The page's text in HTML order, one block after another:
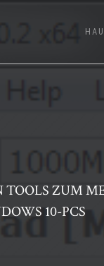
TOOLS ZUM
10-PCS